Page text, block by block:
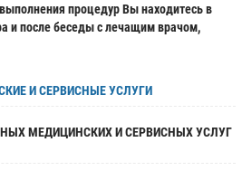
процедур Вы находитесь в
и после беседы с лечащим врачом,
И СЕРВИСНЫЕ УСЛУГИ
МЕДИЦИНСКИХ И СЕРВИСНЫХ УСЛУГ